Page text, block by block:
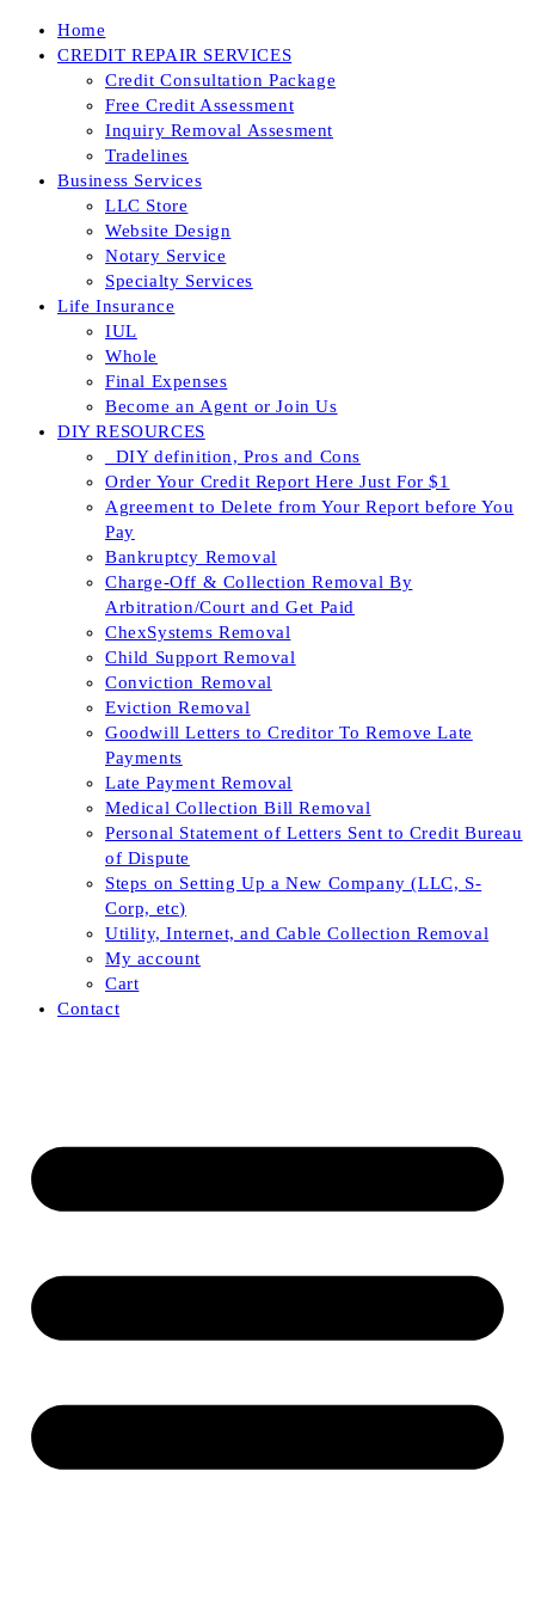
Skip
Home
CREDIT REPAIR SERVICES
Credit Consultation Package
Free Credit Assessment
Inquiry Removal Assesment
Tradelines
Business Services
LLC Store
Website Design
Notary Service
Specialty Services
Life Insurance
IUL
Whole
Final Expenses
Become an Agent or Join Us
DIY RESOURCES
_DIY definition, Pros and Cons
Order Your Credit Report Here Just For $1
Agreement to Delete from Your Report before You
Pay
Bankruptcy Removal
Charge-Off & Collection Removal By
Arbitration/Court and Get Paid
ChexSystems Removal
Child Support Removal
Conviction Removal
Eviction Removal
Goodwill Letters to Creditor To Remove Late
Payments
Late Payment Removal
Medical Collection Bill Removal
Personal Statement of Letters Sent to Credit Bureau
of Dispute
Steps on Setting Up a New Company (LLC, S-
Corp, etc)
Utility, Internet, and Cable Collection Removal
My account
Cart
Contact